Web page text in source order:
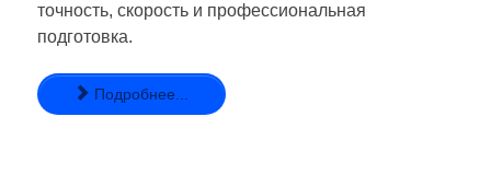
точность, скорость и профессиональная
подготовка.
Подробнее...